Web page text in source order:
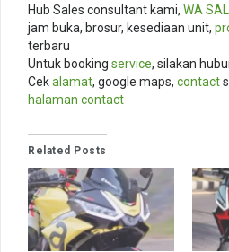
Hub Sales consultant kami, WA
jam buka, brosur, kesediaan unit,
terbaru
Untuk booking service, silakan
Cekalamat, google maps, contact
halaman contact
Related Posts